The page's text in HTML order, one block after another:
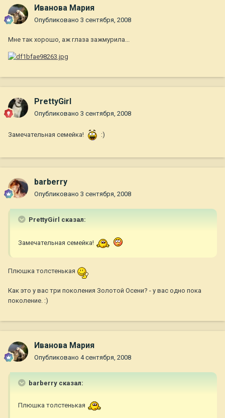
Иванова Мария
Опубликовано 3 сентября, 2008
Мне так хорошо, аж глаза зажмурила...
PrettyGirl
Опубликовано 3 сентября, 2008
Замечательная семейка! :)
barberry
Опубликовано 3 сентября, 2008
PrettyGirl сказал:
Замечательная семейка!
Плюшка толстенькая
Как это у вас три поколения Золотой Осени? - у вас одно пока
поколение. :)
Иванова Мария
Опубликовано 4 сентября, 2008
barberry сказал:
Плюшка толстенькая